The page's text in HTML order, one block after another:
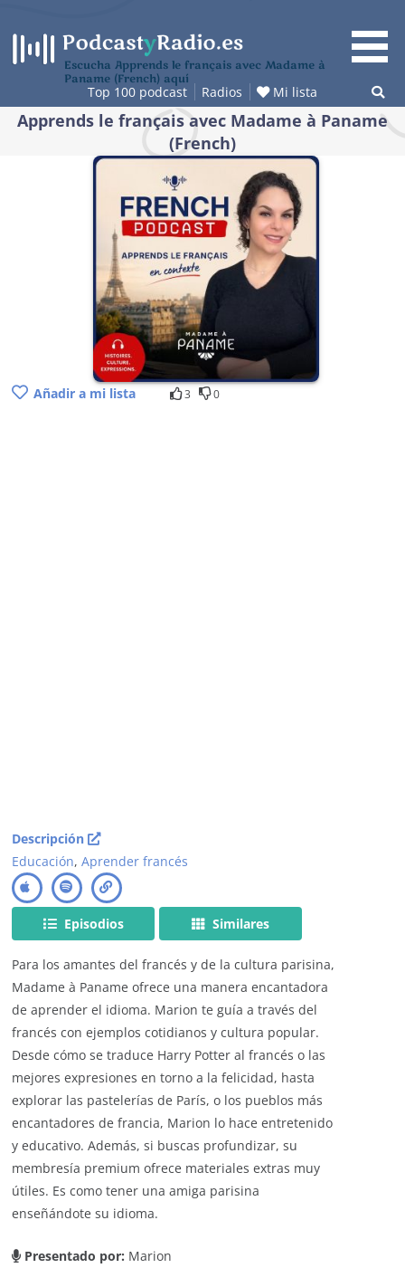
contenido
Escucha Apprends le français avec Madame à
Paname (French) aquí
Top 100 podcast Radios Mi lista
Apprends le français avec Madame à Paname
(French)
Añadir a mi lista 3 0
Descripción
Educación,Aprender francés
Episodios Similares
Para los amantes del francés y de la cultura parisina,
Madame à Paname ofrece una manera encantadora
de aprender el idioma. Marion te guía a través del
francés con ejemplos cotidianos y cultura popular.
Desde cómo se traduce Harry Potter al francés o las
mejores expresiones en torno a la felicidad, hasta
explorar las pastelerías de París, o los pueblos más
encantadores de francia, Marion lo hace entretenido
y educativo. Además, si buscas profundizar, su
membresía premium ofrece materiales extras muy
útiles. Es como tener una amiga parisina
enseñándote su idioma.
Presentado por: Marion